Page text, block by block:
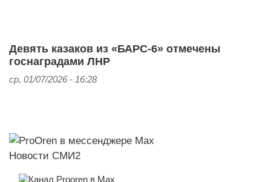
Девять казаков из «БАРС-6» отмечены
госнаградами ЛНР
ср, 01/07/2026 - 16:28
Новости СМИ2